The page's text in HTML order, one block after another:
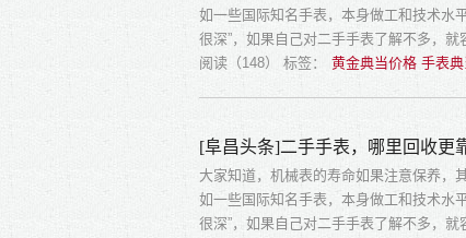
如一些国际知名手表，本身做工和技术水
很深”，如果自己对二手手表了解不多，
阅读（148） 标签： 黄金典当价格 手表
[阜昌头条]二手手表，哪里回收更
大家知道，机械表的寿命如果注意保养，
如一些国际知名手表，本身做工和技术水
很深”，如果自己对二手手表了解不多，